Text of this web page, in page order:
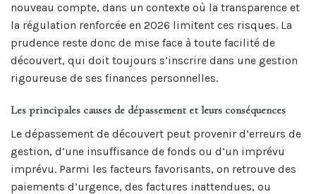
nouveau compte, dans un contexte où la transparence et
la régulation renforcée en 2026 limitent ces risques. La
prudence reste donc de mise face à toute facilité de
découvert, qui doit toujours s’inscrire dans une gestion
rigoureuse de ses finances personnelles.
Les principales causes de dépassement et leurs conséquences
Le dépassement de découvert peut provenir d’erreurs de
gestion, d’une insuffisance de fonds ou d’un imprévu
imprévu. Parmi les facteurs favorisants, on retrouve des
paiements d’urgence, des factures inattendues, ou